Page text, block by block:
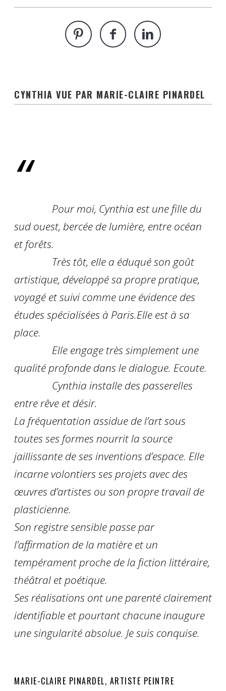
CYNTHIA VUE PAR MARIE-CLAIRE PINARDEL
Pour moi, Cynthia est une fille du
sud ouest, bercée de lumière, entre océan
et forêts.
Très tôt, elle a éduqué son goût
artistique, développé sa propre pratique,
voyagé et suivi comme une évidence des
études spécialisées à Paris.Elle est à sa
place.
Elle engage très simplement une
qualité profonde dans le dialogue. Ecoute.
Cynthia installe des passerelles
entre rêve et désir.
La fréquentation assidue de l’art sous
toutes ses formes nourrit la source
jaillissante de ses inventions d’espace. Elle
incarne volontiers ses projets avec des
œuvres d’artistes ou son propre travail de
plasticienne.
Son registre sensible passe par
l’affirmation de la matière et un
tempérament proche de la fiction littéraire,
théâtral et poétique.
Ses réalisations ont une parenté clairement
identifiable et pourtant chacune inaugure
une singularité absolue. Je suis conquise.
MARIE-CLAIRE PINARDEL, ARTISTE PEINTRE